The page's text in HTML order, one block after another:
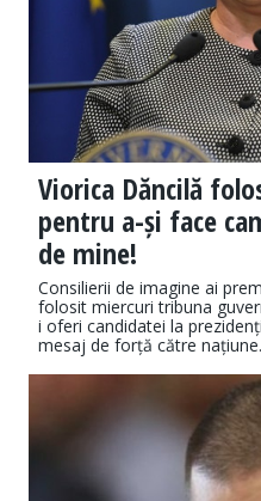
Viorica Dăncilă
pentru a-și face
de mine!
Consilierii de imagine ai
folosit miercuri tribuna
i oferi candidatei la
mesaj de forță către națiune.